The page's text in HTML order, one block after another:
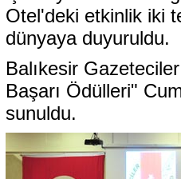
Otel'deki etkinlik iki
dünyaya duyuruldu.
Balıkesir
Başarı Ödülleri"
sunuldu.